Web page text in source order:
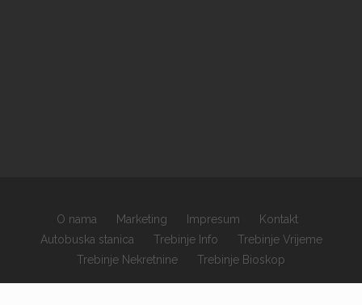
×
O nama Marketing Impresum
Kontakt
Autobuska stanica
Trebinje Info
Trebinje Vrijeme
Trebinje Nekretnine
Trebinje Bioskop